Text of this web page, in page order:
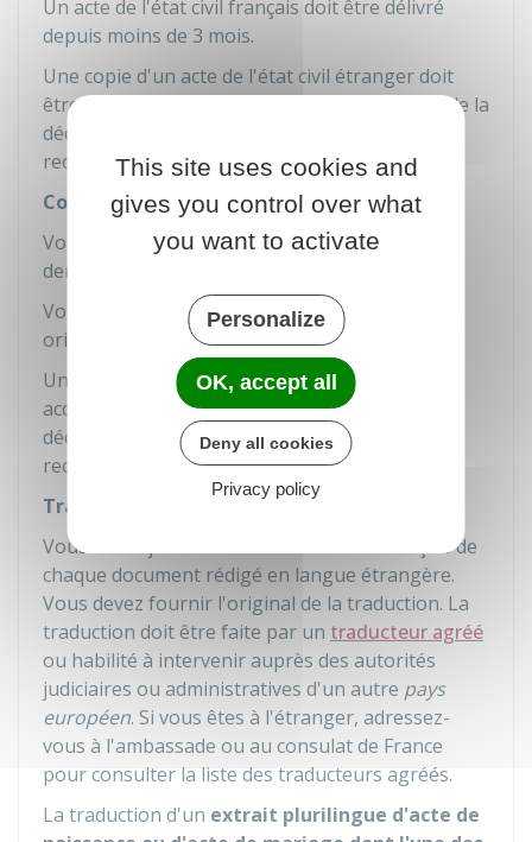
Un acte de l'état civil français doit être délivré
depuis moins de 3 mois.
Une copie d'un acte de l'état civil étranger doit
être accompagnée, si nécessaire, d'une copie de la
décision en exécution de laquelle il a été établi,
rectifié ou modifié.
Copie ou original d'un document
Vous pouvez fournir des copies des documents
demandés à l'exception des actes de l'état civil.
Vous devez toutefois pouvoir présenter les
originaux des documents si nécessaire.
Une copie d'un acte étranger doit être
accompagnée, si nécessaire, d'une copie de la
décision en exécution de laquelle il a été établi,
rectifié ou modifié.
Traduction
Vous devez joindre une traduction en français de
chaque document rédigé en langue étrangère.
Vous devez fournir l'original de la traduction. La
traduction doit être faite par un traducteur agréé
ou habilité à intervenir auprès des autorités
judiciaires ou administratives d'un autre pays
européen. Si vous êtes à l'étranger, adressez-
vous à l'ambassade ou au consulat de France
pour consulter la liste des traducteurs agréés.
La traduction d'un extrait plurilingue d'acte de
This site uses cookies and
gives you control over what
you want to activate
Personalize
OK, accept all
Deny all cookies
Privacy policy